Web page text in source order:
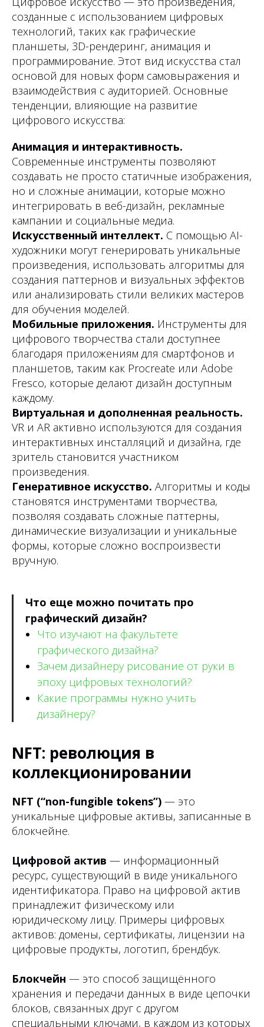
созданные с использованием цифровых
технологий, таких как графические
планшеты, 3D-рендеринг, анимация и
программирование. Этот вид искусства стал
основой для новых форм самовыражения и
взаимодействия с аудиторией. Основные
тенденции, влияющие на развитие
цифрового искусства:
Анимация и интерактивность.
Современные инструменты позволяют
создавать не просто статичные изображения,
но и сложные анимации, которые можно
интегрировать в веб-дизайн, рекламные
кампании и социальные медиа.
Искусственный интеллект. С помощью AI-
художники могут генерировать уникальные
произведения, использовать алгоритмы для
создания паттернов и визуальных эффектов
или анализировать стили великих мастеров
для обучения моделей.
Мобильные приложения. Инструменты для
цифрового творчества стали доступнее
благодаря приложениям для смартфонов и
планшетов, таким как Procreate или Adobe
Fresco, которые делают дизайн доступным
каждому.
Виртуальная и дополненная реальность.
VR и AR активно используются для создания
интерактивных инсталляций и дизайна, где
зритель становится участником
произведения.
Генеративное искусство. Алгоритмы и коды
становятся инструментами творчества,
позволяя создавать сложные паттерны,
динамические визуализации и уникальные
формы, которые сложно воспроизвести
вручную.
Что еще можно почитать про
графический дизайн?
Что изучают на факультете
графического дизайна?
Зачем дизайнеру рисование от руки в
эпоху цифровых технологий?
Какие программы нужно учить
дизайнеру?
NFT: революция в
коллекционировании
NFT (“non-fungible tokens”) — это
уникальные цифровые активы, записанные в
блокчейне.
Цифровой актив — информационный
ресурс, существующий в виде уникального
идентификатора. Право на цифровой актив
принадлежит физическому или
юридическому лицу. Примеры цифровых
активов: домены, сертификаты, лицензии на
цифровые продукты, логотип, брендбук.
Блокчейн — это способ защищённого
хранения и передачи данных в виде цепочки
блоков, связанных друг с другом
специальными ключами, в каждом из которых